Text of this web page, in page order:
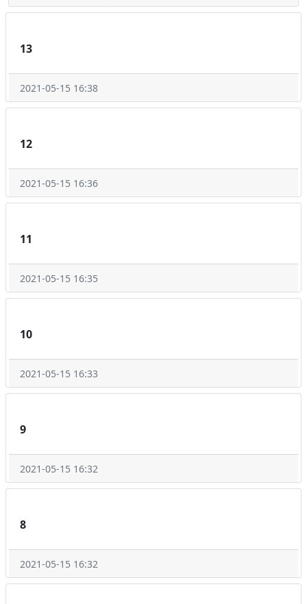
13
2021-05-15 16:38
12
2021-05-15 16:36
11
2021-05-15 16:35
10
2021-05-15 16:33
9
2021-05-15 16:32
8
2021-05-15 16:32